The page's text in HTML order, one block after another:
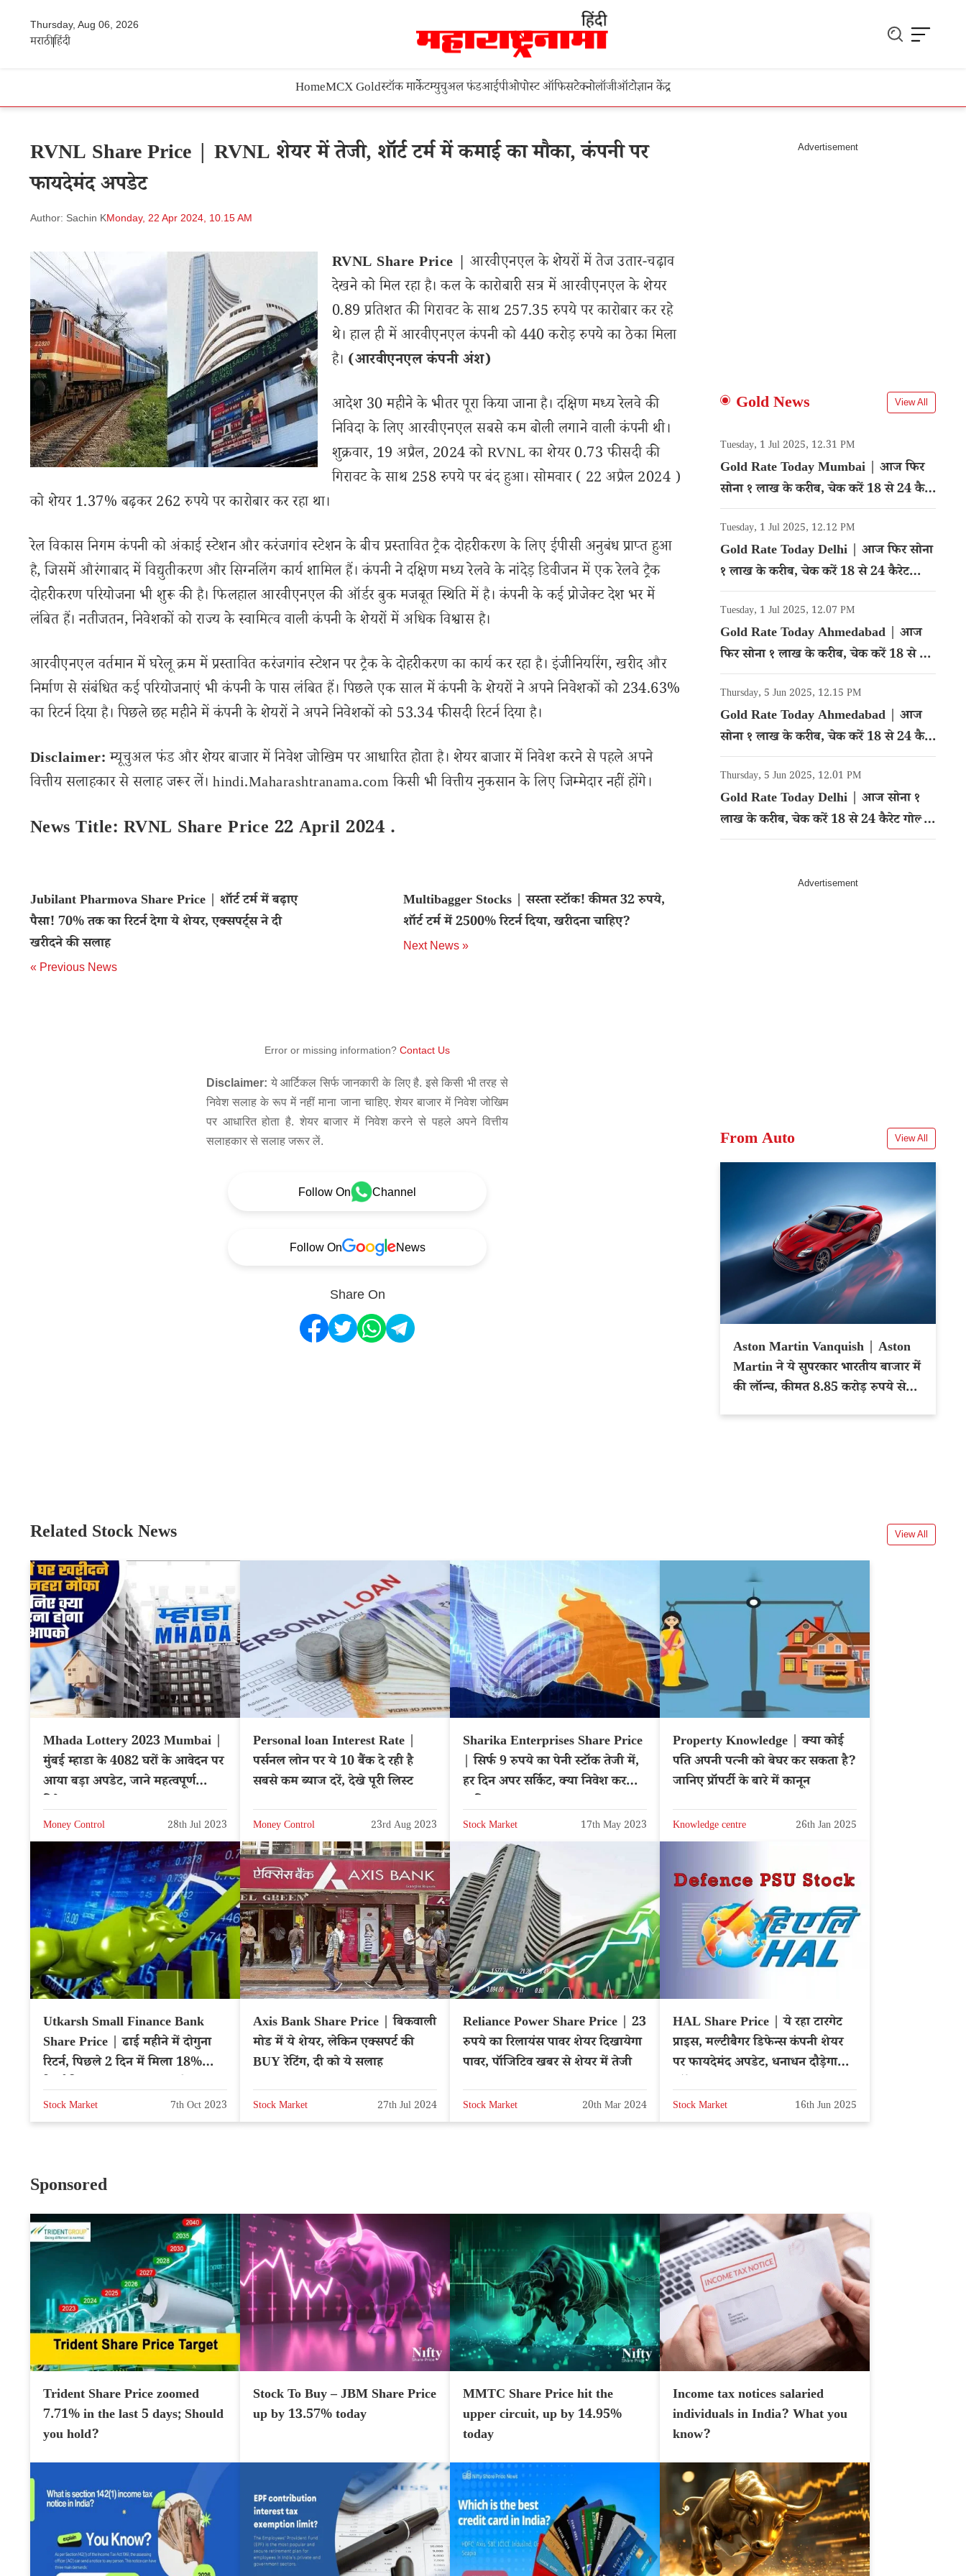
Thursday, Aug 06, 2026
मराठीहिंदी
HomeMCX Goldस्टॉक मार्केटम्युचुअल फंडआईपीओपोस्ट ऑफिसटेक्नोलॉजीऑटोज्ञान केंद्र
RVNL Share Price | RVNL शेयर में तेजी, शॉर्ट टर्म में कमाई का मौका, कंपनी पर
फायदेमंद अपडेट
Author: Sachin KMonday, 22 Apr 2024, 10.15 AM
RVNL Share Price | आरवीएनएल के शेयरों में तेज उतार-चढ़ाव
देखने को मिल रहा है। कल के कारोबारी सत्र में आरवीएनएल के शेयर
0.89 प्रतिशत की गिरावट के साथ 257.35 रुपये पर कारोबार कर रहे
थे। हाल ही में आरवीएनएल कंपनी को 440 करोड़ रुपये का ठेका मिला
है। (आरवीएनएल कंपनी अंश)
आदेश 30 महीने के भीतर पूरा किया जाना है। दक्षिण मध्य रेलवे की
निविदा के लिए आरवीएनएल सबसे कम बोली लगाने वाली कंपनी थी।
शुक्रवार, 19 अप्रैल, 2024 को RVNL का शेयर 0.73 फीसदी की
गिरावट के साथ 258 रुपये पर बंद हुआ। सोमवार ( 22 अप्रैल 2024 )
को शेयर 1.37% बढ़कर 262 रुपये पर कारोबार कर रहा था।
रेल विकास निगम कंपनी को अंकाई स्टेशन और करंजगांव स्टेशन के बीच प्रस्तावित ट्रैक दोहरीकरण के लिए ईपीसी अनुबंध प्राप्त हुआ
है, जिसमें औरंगाबाद में विद्युतीकरण और सिग्नलिंग कार्य शामिल हैं। कंपनी ने दक्षिण मध्य रेलवे के नांदेड़ डिवीजन में एक रेलवे ट्रैक
दोहरीकरण परियोजना भी शुरू की है। फिलहाल आरवीएनएल की ऑर्डर बुक मजबूत स्थिति में है। कंपनी के कई प्रोजेक्ट देश भर में
लंबित हैं। नतीजतन, निवेशकों को राज्य के स्वामित्व वाली कंपनी के शेयरों में अधिक विश्वास है।
आरवीएनएल वर्तमान में घरेलू क्रम में प्रस्तावित करंजगांव स्टेशन पर ट्रैक के दोहरीकरण का कार्य कर रहा है। इंजीनियरिंग, खरीद और
निर्माण से संबंधित कई परियोजनाएं भी कंपनी के पास लंबित हैं। पिछले एक साल में कंपनी के शेयरों ने अपने निवेशकों को 234.63%
का रिटर्न दिया है। पिछले छह महीने में कंपनी के शेयरों ने अपने निवेशकों को 53.34 फीसदी रिटर्न दिया है।
Disclaimer:म्यूचुअल फंड और शेयर बाजार में निवेश जोखिम पर आधारित होता है। शेयर बाजार में निवेश करने से पहले अपने
वित्तीय सलाहकार से सलाह जरूर लें। hindi.Maharashtranama.com किसी भी वित्तीय नुकसान के लिए जिम्मेदार नहीं होंगे।
News Title: RVNL Share Price 22 April 2024 .
Jubilant Pharmova Share Price | शॉर्ट टर्म में बढ़ाए
पैसा! 70% तक का रिटर्न देगा ये शेयर, एक्सपर्ट्स ने दी
खरीदने की सलाह
« Previous News
Multibagger Stocks | सस्ता स्टॉक! कीमत 32 रुपये,
शॉर्ट टर्म में 2500% रिटर्न दिया, खरीदना चाहिए?
Next News »
Error or missing information? Contact Us
Disclaimer: ये आर्टिकल सिर्फ जानकारी के लिए है. इसे किसी भी तरह से
निवेश सलाह के रूप में नहीं माना जाना चाहिए. शेयर बाजार में निवेश जोखिम
पर आधारित होता है. शेयर बाजार में निवेश करने से पहले अपने वित्तीय
सलाहकार से सलाह जरूर लें.
Follow On Channel
Follow On News
Share On
Gold News View All
Tuesday, 1 Jul 2025, 12.31 PM
Gold Rate Today Mumbai | आज फिर
सोना १ लाख के करीब, चेक करें 18 से 24 कैरेट
गोल्ड का रेट
Tuesday, 1 Jul 2025, 12.12 PM
Gold Rate Today Delhi | आज फिर सोना
१ लाख के करीब, चेक करें 18 से 24 कैरेट
गोल्ड का रेट
Tuesday, 1 Jul 2025, 12.07 PM
Gold Rate Today Ahmedabad | आज
फिर सोना १ लाख के करीब, चेक करें 18 से 24
कैरेट गोल्ड का रेट
Thursday, 5 Jun 2025, 12.15 PM
Gold Rate Today Ahmedabad | आज
सोना १ लाख के करीब, चेक करें 18 से 24 कैरेट
गोल्ड का रेट
Thursday, 5 Jun 2025, 12.01 PM
Gold Rate Today Delhi | आज सोना १
लाख के करीब, चेक करें 18 से 24 कैरेट गोल्ड
का रेट
From Auto View All
Aston Martin Vanquish | Aston
Martin ने ये सुपरकार भारतीय बाजार में
की लॉन्च, कीमत 8.85 करोड़ रुपये से
Related Stock News View All
Mhada Lottery 2023 Mumbai |
मुंबई म्हाडा के 4082 घरों के आवेदन पर
आया बड़ा अपडेट, जाने महत्वपूर्ण
Money Control 28th Jul 2023
Personal loan Interest Rate |
पर्सनल लोन पर ये 10 बैंक दे रही है
सबसे कम ब्याज दरें, देखे पूरी लिस्ट
Money Control 23rd Aug 2023
Sharika Enterprises Share Price
| सिर्फ 9 रुपये का पेनी स्टॉक तेजी में,
हर दिन अपर सर्किट, क्या निवेश करना
Stock Market 17th May 2023
Property Knowledge | क्या कोई
पति अपनी पत्नी को बेघर कर सकता है?
जानिए प्रॉपर्टी के बारे में कानून
Knowledge centre 26th Jan 2025
Utkarsh Small Finance Bank
Share Price | ढाई महीने में दोगुना
रिटर्न, पिछले 2 दिन में मिला 18%
Stock Market 7th Oct 2023
Axis Bank Share Price | बिकवाली
मोड में ये शेयर, लेकिन एक्सपर्ट की
BUY रेटिंग, दी को ये सलाह
Stock Market 27th Jul 2024
Reliance Power Share Price | 23
रुपये का रिलायंस पावर शेयर दिखायेगा
पावर, पॉजिटिव खबर से शेयर में तेजी
Stock Market 20th Mar 2024
HAL Share Price | ये रहा टारगेट
प्राइस, मल्टीबैगर डिफेन्स कंपनी शेयर
पर फायदेमंद अपडेट, धनाधन दौड़ेगा
Stock Market 16th Jun 2025
Sponsored
Trident Share Price zoomed
7.71% in the last 5 days; Should
you hold?
Stock To Buy – JBM Share Price
up by 13.57% today
MMTC Share Price hit the
upper circuit, up by 14.95%
today
Income tax notices salaried
individuals in India? What you
know?